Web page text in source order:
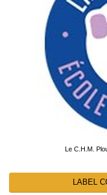
Le C.H.M.
LABEL